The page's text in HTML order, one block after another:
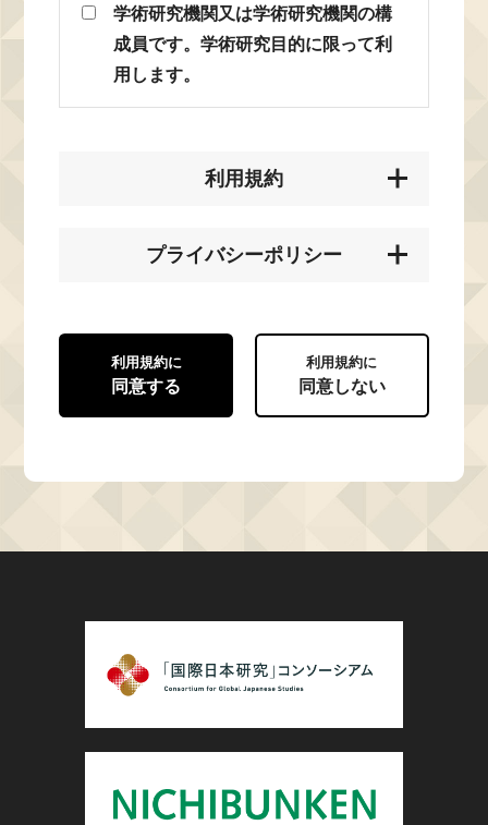
学術研究機関又は学術研究機関の構
成員です。学術研究目的に限って利
用します。
利用規約
プライバシーポリシー
利用規約に
同意する
利用規約に
同意しない